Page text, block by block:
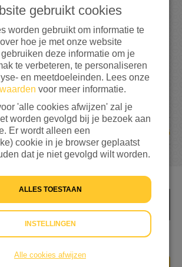
van mijn streefbedrag
16
voor dit belangrijke doel.
gebruikt cookies
worden gebruikt om informatie te
hoe je met onze website
deze informatie om je
te verbeteren, te personaliseren
en meetdoeleinden. Lees onze
voor meer informatie.
'alle cookies afwijzen' zal je
worden gevolgd bij je bezoek aan
Er wordt alleen een
cookie in je browser geplaatst
dat je niet gevolgd wilt worden.
ALLES TOESTAAN
INSTELLINGEN
Alle cookies afwijzen